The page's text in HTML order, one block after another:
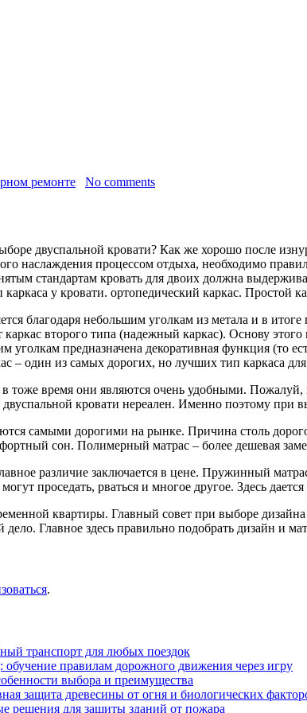
ремонте No comments
двуспальной кровати? Как же хорошо после
наслаждения процессом отдыха, необходимо
стандартам кровать для двоих должна
каркаса у кровати. ортопедический каркас. Простой
благодаря небольшим уголкам из метала и в
второго типа (надежный каркас). Основу
уголкам предназначена декоративная функция (то
– один из самых дорогих, но лучших тип каркаса
время они являются очень удобными. Пожалуй,
кровати нереален. Именно поэтому при
самыми дорогими на рынке. Причина столь
сон. Полимерный матрас – более дешевая
различие заключается в цене. Пружинный
проседать, рваться и многое другое. Здесь
квартиры. Главный совет при выборе
Главное здесь правильно подобрать дизайн и
.
транспорт для любых поездок
правилам дорожного движения через игру
выбора и преимущества
защита древесины от огня и биологических
решения для защиты зданий от пожара